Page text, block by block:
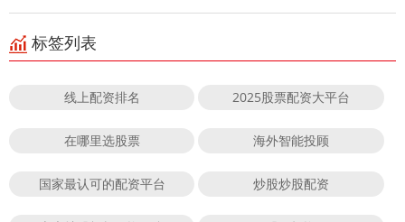
标签列表
线上配资排名 2025股票配资大平台
在哪里选股票 海外智能投顾
国家最认可的配资平台 炒股炒股配资